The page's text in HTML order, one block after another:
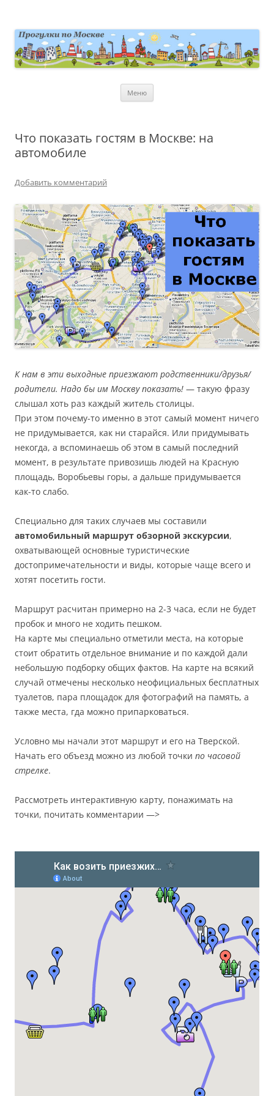
Меню
Что показать гостям в Москве: на
автомобиле
Добавить комментарий
К нам в эти выходные приезжают родственники/друзья/
родители. Надо бы им Москву показать! — такую фразу
слышал хоть раз каждый житель столицы.
При этом почему-то именно в этот самый момент ничего
не придумывается, как ни старайся. Или придумывать
некогда, а вспоминаешь об этом в самый последний
момент, в результате привозишь людей на Красную
площадь, Воробьевы горы, а дальше придумывается
как-то слабо.
Специально для таких случаев мы составили
автомобильный маршрут обзорной экскурсии,
охватывающей основные туристические
достопримечательности и виды, которые чаще всего и
хотят посетить гости.
Маршрут расчитан примерно на 2-3 часа, если не будет
пробок и много не ходить пешком.
На карте мы специально отметили места, на которые
стоит обратить отдельное внимание и по каждой дали
небольшую подборку общих фактов. На карте на всякий
случай отмечены несколько неофициальных бесплатных
туалетов, пара площадок для фотографий на память, а
также места, гда можно припарковаться.
Условно мы начали этот маршрут и его на Тверской.
Начать его объезд можно из любой точки по часовой
стрелке.
Рассмотреть интерактивную карту, понажимать на
точки, почитать комментарии —>